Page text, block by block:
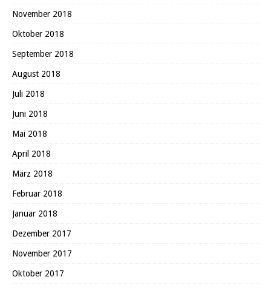
November 2018
Oktober 2018
September 2018
August 2018
Juli 2018
Juni 2018
Mai 2018
April 2018
März 2018
Februar 2018
Januar 2018
Dezember 2017
November 2017
Oktober 2017